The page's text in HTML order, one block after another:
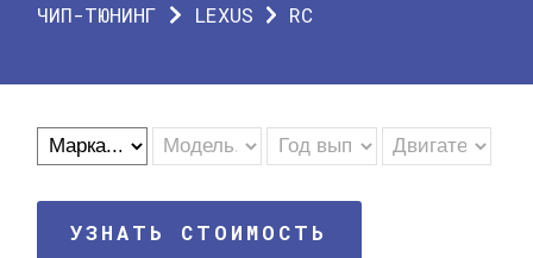
ГАРАНТИЯ
ЧИП-ТЮНИНГ LEXUS RC
УЗНАТЬ СТОИМОСТЬ